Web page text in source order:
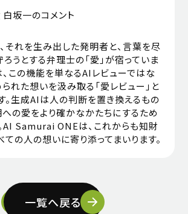
坂一のコメント
それを生み出した発明者と、言葉を尽
うとする弁理士の「愛」が宿っていま
、この機能を単なるAIレビューではな
られた想いを汲み取る「愛レビュー」と
。生成AIは人の判断を置き換えるもの
への愛をより確かなかたちにするため
AI Samurai ONEは、これからも知財
ての人の想いに寄り添ってまいります。
一覧へ戻る